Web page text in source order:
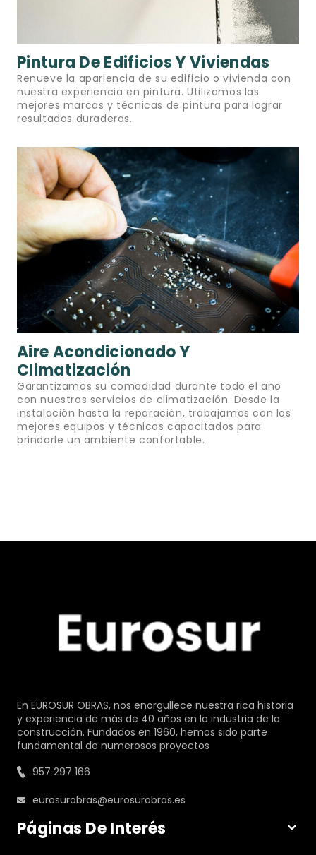
Pintura De Edificios Y Viviendas
Renueve la apariencia de su edificio o vivienda con
nuestra experiencia en pintura. Utilizamos las
mejores marcas y técnicas de pintura para lograr
resultados duraderos.
Aire Acondicionado Y
Climatización
Garantizamos su comodidad durante todo el año
con nuestros servicios de climatización. Desde la
instalación hasta la reparación, trabajamos con los
mejores equipos y técnicos capacitados para
brindarle un ambiente confortable.
En EUROSUR OBRAS, nos enorgullece nuestra rica historia
y experiencia de más de 40 años en la industria de la
construcción. Fundados en 1960, hemos sido parte
fundamental de numerosos proyectos
957 297 166
eurosurobras@eurosurobras.es
Páginas De Interés